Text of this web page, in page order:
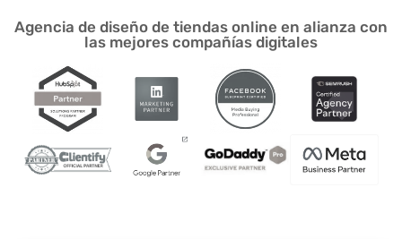
Agencia de diseño de tiendas online en alianza con
las mejores compañías digitales